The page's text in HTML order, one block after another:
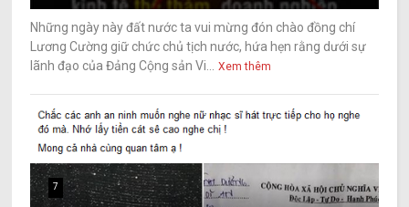
Những ngày này đất nước ta vui mừng đón chào đồng chí
Lương Cường giữ chức chủ tịch nước, hứa hẹn rằng dưới sự
lãnh đạo của Đảng Cộng sản Vi... Xem thêm
7